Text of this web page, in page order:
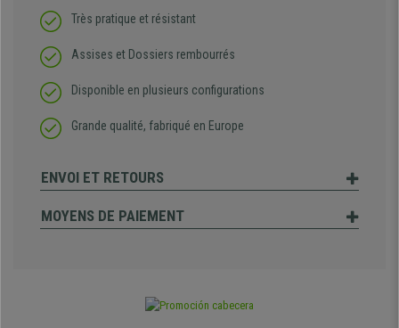
Très pratique et résistant
Assises et Dossiers rembourrés
Disponible en plusieurs configurations
Grande qualité, fabriqué en Europe
ENVOI ET RETOURS
MOYENS DE PAIEMENT